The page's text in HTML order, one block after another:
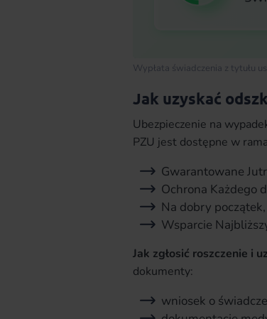
Wypłata świadczenia z tytułu
Jak uzyskać
Ubezpieczenie na
PZU jest dostępne w
Gwarantowane
Ochrona Każdego
Na dobry początek,
Wsparcie
Jak zgłosić roszczenie i
dokumenty:
wniosek o